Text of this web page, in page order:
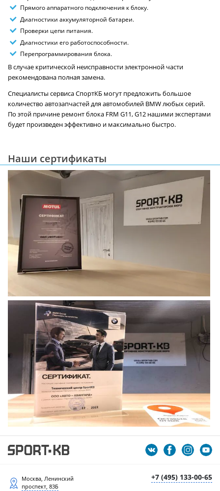
Прямого аппаратного подключения к блоку.
Диагностики аккумуляторной батареи.
Проверки цепи питания.
Диагностики его работоспособности.
Перепрограммирования блока.
В случае критической неисправности электронной части
рекомендована полная замена.
Специалисты сервиса СпортКБ могут предложить большое
количество автозапчастей для автомобилей BMW любых серий.
По этой причине ремонт блока FRM G11, G12 нашими экспертами
будет произведен эффективно и максимально быстро.
Наши сертификаты
+7 (495) 133-00-65
Москва, Ленинский
проспект, 83Б